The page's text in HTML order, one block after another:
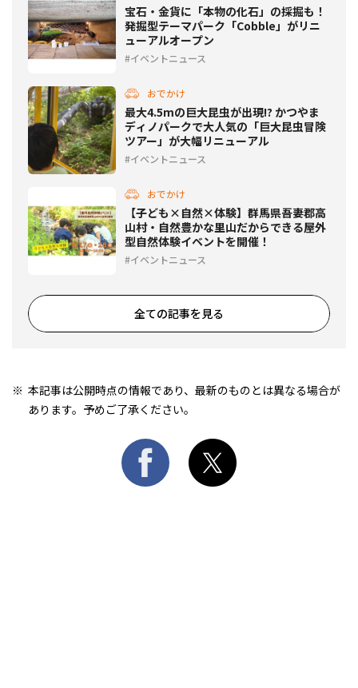
宝石・金貨に「本物の化石」の採掘も！
発掘型テーマパーク「Cobble」がリニ
ューアルオープン
イベントニュース
おでかけ
最大4.5mの巨大昆虫が出現!? かつやま
ディノパークで大人気の「巨大昆虫冒険
ツアー」が大幅リニューアル
イベントニュース
おでかけ
【子ども×自然×体験】群馬県吾妻郡高
山村・自然豊かな里山だからできる屋外
型自然体験イベントを開催！
イベントニュース
全ての記事を見る
本記事は公開時点の情報であり、最新のものとは異なる場合が
あります。予めご了承ください。